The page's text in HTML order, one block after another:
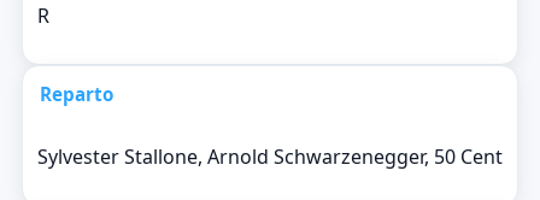
R
Reparto
Sylvester Stallone, Arnold Schwarzenegger, 50 Cent